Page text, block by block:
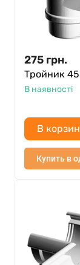
275 грн.
Тройник
В наявності
В
Купить в